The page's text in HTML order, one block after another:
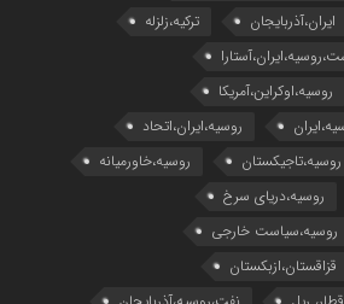
ایران،آذربایجان
ترکیه،زلزله
روسیه،اوکراین،آمریکا
روسیه،ایران،اتحاد
روسیه،تاجیکستان
روسیه،خاورمیانه
روسیه،دریای سرخ
روسیه،سیاست خارجی
قزاقستان،ازبکستان